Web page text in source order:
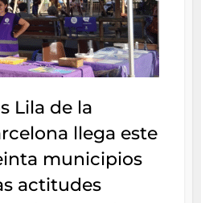
Lila de la
llega este
municipios
actitudes